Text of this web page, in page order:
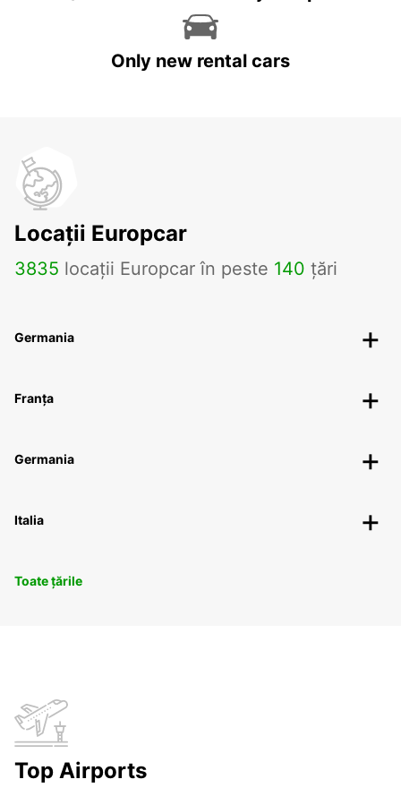
Only new rental cars
Locații Europcar
3835 locații Europcar în peste 140 țări
Germania
Franța
Germania
Italia
Toate țările
Top Airports